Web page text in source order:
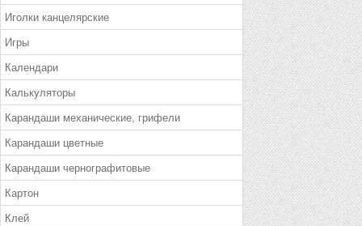
Иголки канцелярские
Игры
Календари
Калькуляторы
Карандаши механические, грифели
Карандаши цветные
Карандаши чернографитовые
Картон
Клей